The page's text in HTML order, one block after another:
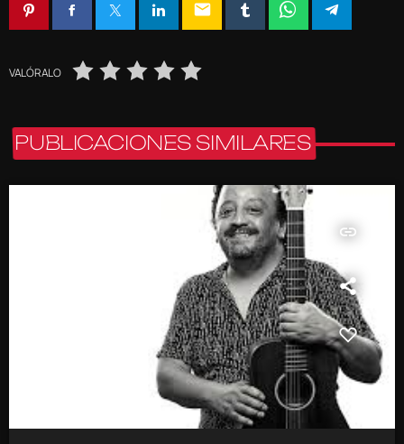
email
VALÓRALO
PUBLICACIONES SIMILARES
insert_link